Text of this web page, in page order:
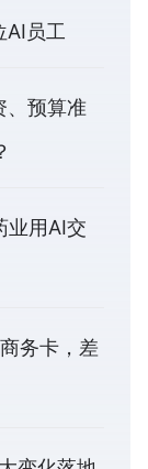
AI员工
、预算准
业用AI交
务卡，差